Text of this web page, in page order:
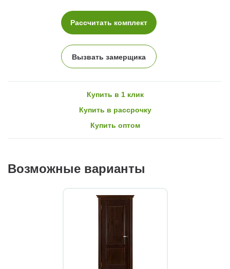
Рассчитать комплект
Вызвать замерщика
Купить в 1 клик
Купить в рассрочку
Купить оптом
Возможные варианты